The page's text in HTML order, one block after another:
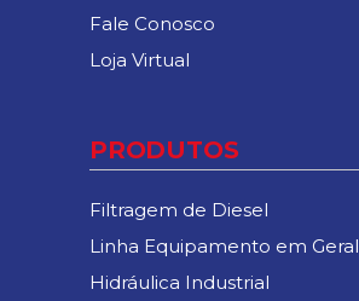
Fale Conosco
Loja Virtual
PRODUTOS
Filtragem de Diesel
Linha Equipamento em Geral
Hidráulica Industrial